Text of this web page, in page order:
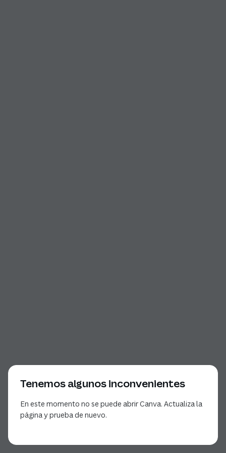
Tenemos algunos inconvenientes
En este momento no se puede abrir Canva. Actualiza la
página y prueba de nuevo.